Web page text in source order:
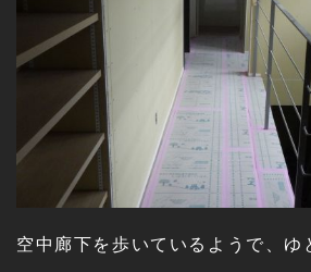
空中廊下を歩いているようで、ゆ